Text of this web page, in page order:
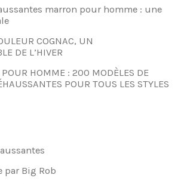
marron pour homme : une
COGNAC, UN
DE L’HIVER
POUR HOMME : 200 MODÈLES DE
POUR TOUS LES STYLES
par Big Rob